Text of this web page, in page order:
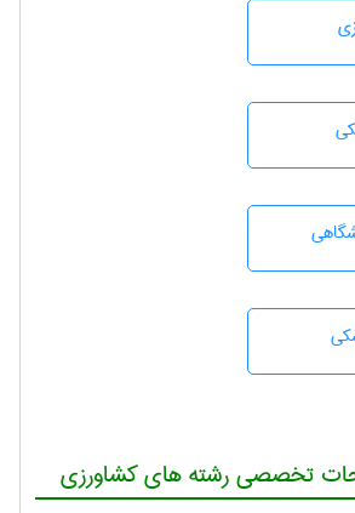
تخصصی رشته های کشاورزی